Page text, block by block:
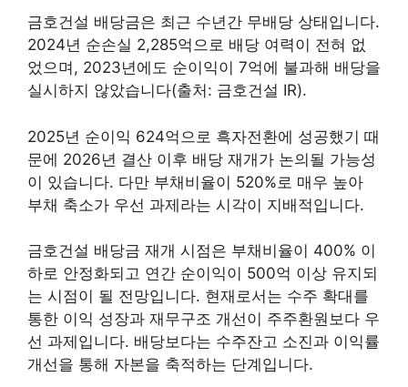
금호건설 배당금은 최근 수년간 무배당 상태입니다.
2024년 순손실 2,285억으로 배당 여력이 전혀 없
었으며, 2023년에도 순이익이 7억에 불과해 배당을
실시하지 않았습니다(출처: 금호건설 IR).
2025년 순이익 624억으로 흑자전환에 성공했기 때
문에 2026년 결산 이후 배당 재개가 논의될 가능성
이 있습니다. 다만 부채비율이 520%로 매우 높아
부채 축소가 우선 과제라는 시각이 지배적입니다.
금호건설 배당금 재개 시점은 부채비율이 400% 이
하로 안정화되고 연간 순이익이 500억 이상 유지되
는 시점이 될 전망입니다. 현재로서는 수주 확대를
통한 이익 성장과 재무구조 개선이 주주환원보다 우
선 과제입니다. 배당보다는 수주잔고 소진과 이익률
개선을 통해 자본을 축적하는 단계입니다.